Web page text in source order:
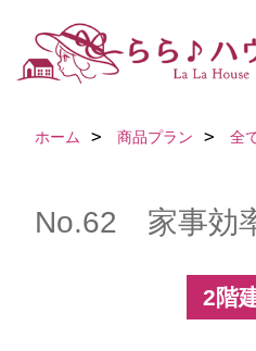
ホーム 商品プラン 全
No.62 家事効
2階